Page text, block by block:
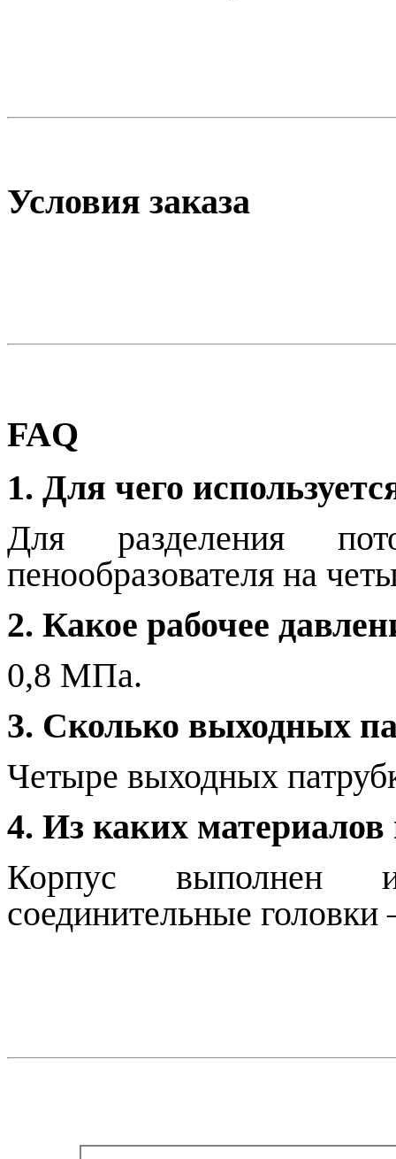
Условия заказа
FAQ
1. Для чего
Для разделения
пенообразователя на
2. Какое рабочее
0,8 МПа.
3. Сколько выходных
Четыре выходных
4. Из каких материалов
Корпус выполнен
соединительные